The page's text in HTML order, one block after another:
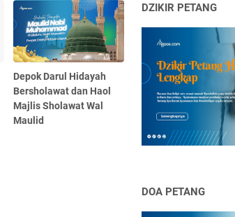
Depok Darul Hidayah
Bersholawat dan Haol
Majlis Sholawat Wal
Maulid
DZIKIR PETANG
DOA PETANG